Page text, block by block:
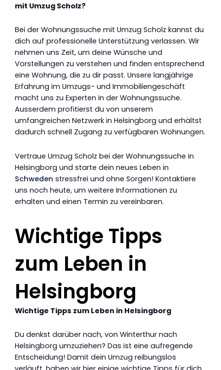
mit Umzug Scholz?
Bei der Wohnungssuche mit Umzug Scholz kannst du
dich auf professionelle Unterstützung verlassen. Wir
nehmen uns Zeit, um deine Wünsche und
Vorstellungen zu verstehen und finden entsprechend
eine Wohnung, die zu dir passt. Unsere langjährige
Erfahrung im Umzugs- und Immobiliengeschäft
macht uns zu Experten in der Wohnungssuche.
Ausserdem profitierst du von unserem
umfangreichen Netzwerk in Helsingborg und erhältst
dadurch schnell Zugang zu verfügbaren Wohnungen.
Vertraue Umzug Scholz bei der Wohnungssuche in
Helsingborg und starte dein neues Leben in
Schweden stressfrei und ohne Sorgen! Kontaktiere
uns noch heute, um weitere Informationen zu
erhalten und einen Termin zu vereinbaren.
Wichtige Tipps
zum Leben in
Helsingborg
Wichtige Tipps zum Leben in Helsingborg
Du denkst darüber nach, von Winterthur nach
Helsingborg umzuziehen? Das ist eine aufregende
Entscheidung! Damit dein Umzug reibungslos